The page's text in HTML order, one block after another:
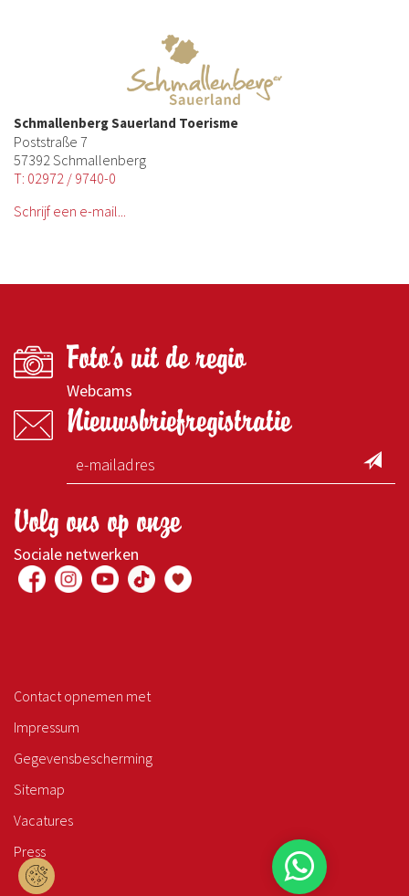
Schmallenberg Sauerland Toerisme
Poststraße 7
57392 Schmallenberg
T: 02972 / 9740-0
Schrijf een e-mail...
Foto's uit de regio
Webcams
Nieuwsbriefregistratie
Volg ons op onze
Sociale netwerken
Contact opnemen met
Impressum
Gegevensbescherming
Sitemap
Vacatures
Press